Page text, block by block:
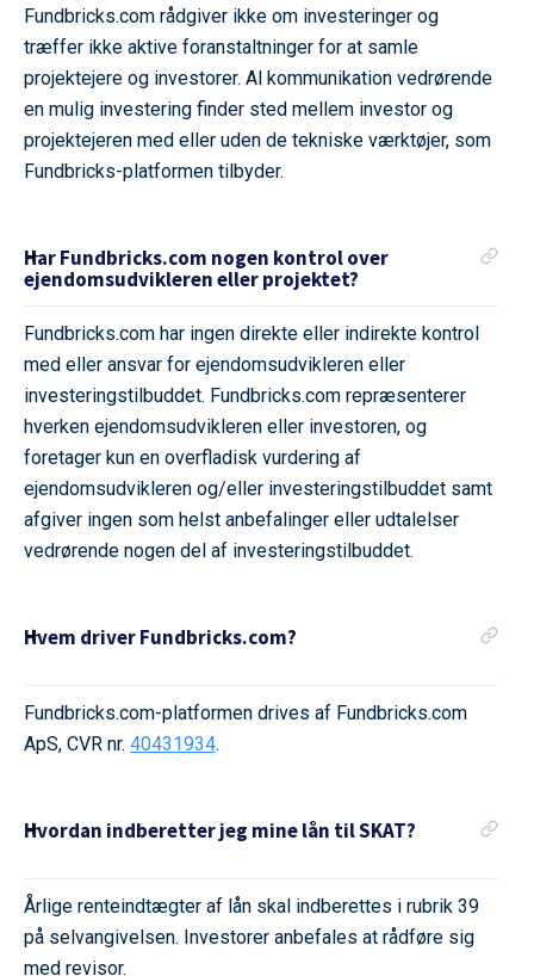
Fundbricks.com rådgiver ikke om investeringer og
træffer ikke aktive foranstaltninger for at samle
projektejere og investorer. Al kommunikation vedrørende
en mulig investering finder sted mellem investor og
projektejeren med eller uden de tekniske værktøjer, som
Fundbricks-platformen tilbyder.
Har Fundbricks.com nogen kontrol over
ejendomsudvikleren eller projektet?
Fundbricks.com har ingen direkte eller indirekte kontrol
med eller ansvar for ejendomsudvikleren eller
investeringstilbuddet. Fundbricks.com repræsenterer
hverken ejendomsudvikleren eller investoren, og
foretager kun en overfladisk vurdering af
ejendomsudvikleren og/eller investeringstilbuddet samt
afgiver ingen som helst anbefalinger eller udtalelser
vedrørende nogen del af investeringstilbuddet.
Hvem driver Fundbricks.com?
Fundbricks.com-platformen drives af Fundbricks.com
ApS, CVR nr. 40431934.
Hvordan indberetter jeg mine lån til SKAT?
Årlige renteindtægter af lån skal indberettes i rubrik 39
på selvangivelsen. Investorer anbefales at rådføre sig
med revisor.